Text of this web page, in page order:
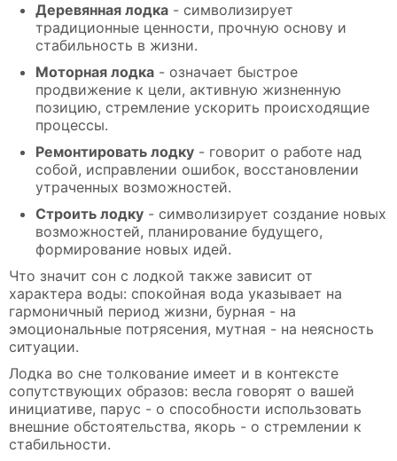
Деревянная лодка - символизирует
традиционные ценности, прочную основу и
стабильность в жизни.
Моторная лодка - означает быстрое
продвижение к цели, активную жизненную
позицию, стремление ускорить происходящие
процессы.
Ремонтировать лодку - говорит о работе над
собой, исправлении ошибок, восстановлении
утраченных возможностей.
Строить лодку - символизирует создание новых
возможностей, планирование будущего,
формирование новых идей.
Что значит сон с лодкой также зависит от
характера воды: спокойная вода указывает на
гармоничный период жизни, бурная - на
эмоциональные потрясения, мутная - на неясность
ситуации.
Лодка во сне толкование имеет и в контексте
сопутствующих образов: весла говорят о вашей
инициативе, парус - о способности использовать
внешние обстоятельства, якорь - о стремлении к
стабильности.